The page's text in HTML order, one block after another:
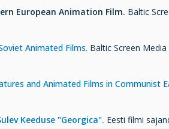
European Animation Film. Baltic
Animated Films. Baltic Screen
and Animated Films in Communist
Keeduse "Georgica". Eesti filmi